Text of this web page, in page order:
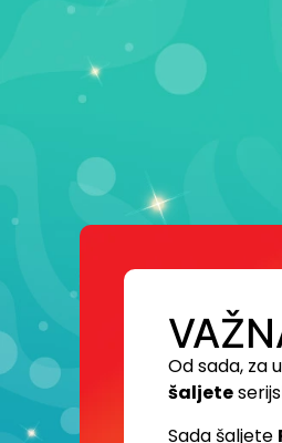
Od sada, za
šaljete
Sada šaljete